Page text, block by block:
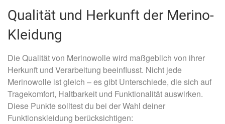
Qualität und Herkunft der Merino-
Kleidung
Die Qualität von Merinowolle wird maßgeblich von ihrer
Herkunft und Verarbeitung beeinflusst. Nicht jede
Merinowolle ist gleich – es gibt Unterschiede, die sich auf
Tragekomfort, Haltbarkeit und Funktionalität auswirken.
Diese Punkte solltest du bei der Wahl deiner
Funktionskleidung berücksichtigen: